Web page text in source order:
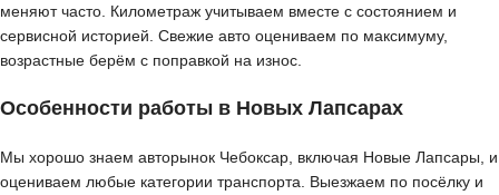
меняют часто. Километраж учитываем вместе с состоянием и
сервисной историей. Свежие авто оцениваем по максимуму,
возрастные берём с поправкой на износ.
Особенности работы в Новых Лапсарах
Мы хорошо знаем авторынок Чебоксар, включая Новые Лапсары, и
оцениваем любые категории транспорта. Выезжаем по посёлку и